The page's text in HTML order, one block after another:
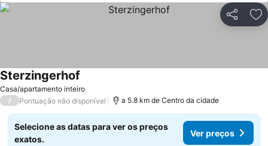
Partilhar
Casa/apartamento inteiro
Sterzingerhof
/ Pontuação não disponível a 5.8 km de Centro da cidade
Selecione as datas para ver os preços
exatos.
Ver preços